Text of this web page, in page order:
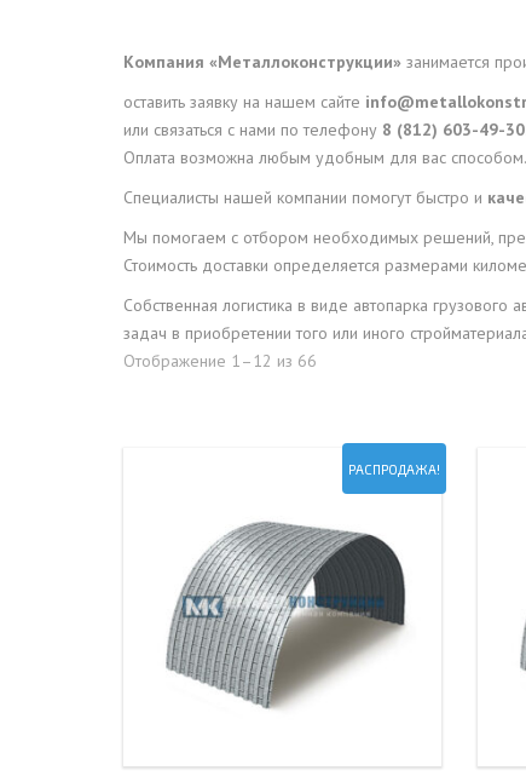
Компания «Металлоконструкции» занимается
оставить заявку на нашем сайте
или связаться с нами по телефону 8 (812) 603-49-
Оплата возможна любым удобным для вас способом.
Специалисты нашей компании помогут быстро и
Мы помогаем с отбором необходимых решений,
Стоимость доставки определяется размерами
Собственная логистика в виде автопарка
задач в приобретении того или иного
Отображение 1–12 из 66
РАСПРОДАЖА!